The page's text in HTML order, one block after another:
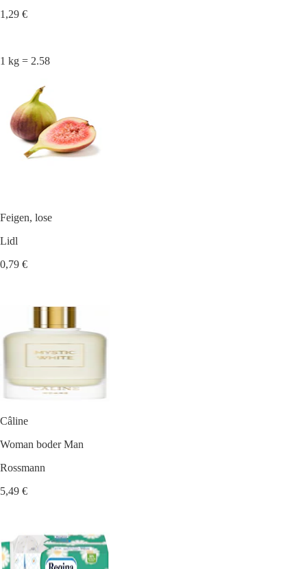
1,29 €
1 kg = 2.58
Feigen, lose
Lidl
0,79 €
Câline
Woman boder Man
Rossmann
5,49 €